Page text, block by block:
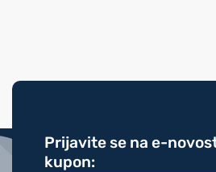
Prijavite se na e-
kupon: